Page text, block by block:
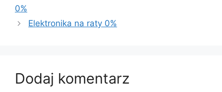
0%
Elektronika na raty 0%
Dodaj komentarz